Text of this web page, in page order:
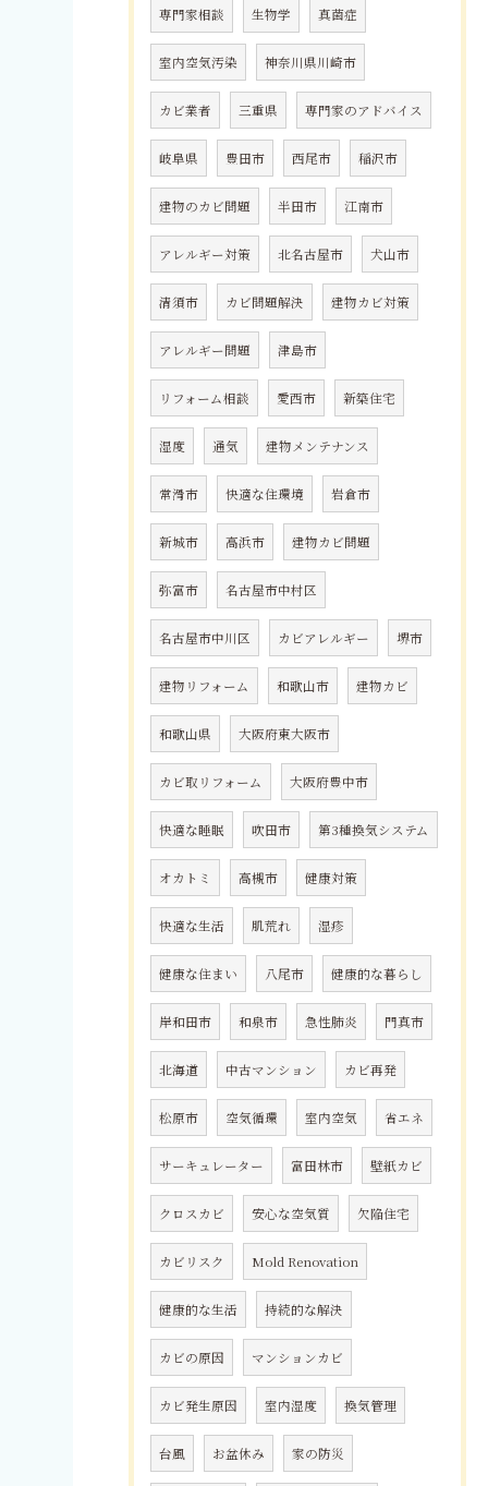
専門家相談 生物学 真菌症
室内空気汚染 神奈川県川崎市
カビ業者 三重県 専門家のアドバイス
岐阜県 豊田市 西尾市 稲沢市
建物のカビ問題 半田市 江南市
アレルギー対策 北名古屋市 犬山市
清須市 カビ問題解決 建物カビ対策
アレルギー問題 津島市
リフォーム相談 愛西市 新築住宅
湿度 通気 建物メンテナンス
常滑市 快適な住環境 岩倉市
新城市 高浜市 建物カビ問題
弥富市 名古屋市中村区
名古屋市中川区 カビアレルギー 堺市
建物リフォーム 和歌山市 建物カビ
和歌山県 大阪府東大阪市
カビ取リフォーム 大阪府豊中市
快適な睡眠 吹田市 第3種換気システム
オカトミ 高槻市 健康対策
快適な生活 肌荒れ 湿疹
健康な住まい 八尾市 健康的な暮らし
岸和田市 和泉市 急性肺炎 門真市
北海道 中古マンション カビ再発
松原市 空気循環 室内空気 省エネ
サーキュレーター 富田林市 壁紙カビ
クロスカビ 安心な空気質 欠陥住宅
カビリスク Mold Renovation
健康的な生活 持続的な解決
カビの原因 マンションカビ
カビ発生原因 室内湿度 換気管理
台風 お盆休み 家の防災